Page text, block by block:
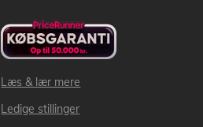
Læs & lær mere
Ledige stillinger